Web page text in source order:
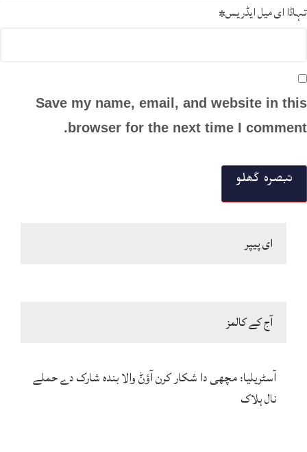
تہاڈا ای میل ایڈریس*
Save my name, email, and website in this
browser for the next time I comment.
ای پیپر
آج کے کالمز
آسٹریلیا: مچھی دا شکار کرن آؤݨ والا بندہ شارک دے حملے
نال ہلاک